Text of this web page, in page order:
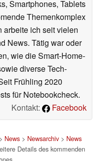
Smartphones, Tablets
Themenkomplex
arbeite ich seit vielen
News. Tätig war oder
wie die Smart-Home-
diverse Tech-
Frühling 2020
für Notebookcheck.
Kontakt:
Facebook
News> Newsarchiv> News
Details des kommenden